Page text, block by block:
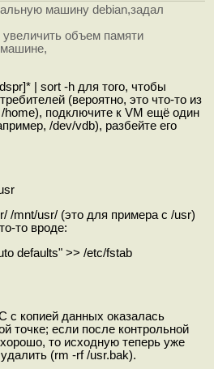
машину debian,задал
увеличить объем памяти
машине,
| sort -h для того, чтобы
(вероятно, это что-то из
home), подключите к VM ещё один
/dev/vdb), разбейте его
/mnt/usr/ (это для примера с /usr)
то вроде:
defaults" >> /etc/fstab
с копией данных оказалась
точке; если после контрольной
хорошо, то исходную теперь уже
(rm -rf /usr.bak).